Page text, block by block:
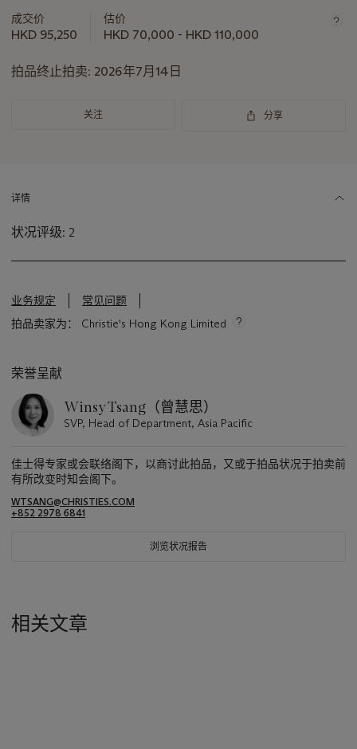
于
此
品
成交价
HKD 95,250
估价
HKD 70,000 - HKD 110,000
拍品终止拍卖: 2026年7月14日
关注 分享
详情
状况评级: 2
业务规定
常见问题
拍品卖家为： Christie's Hong Kong Limited
荣誉呈献
Winsy Tsang（曾慧思）
SVP, Head of Department, Asia Pacific
佳士得专家或会联络阁下，以商讨此拍品，又或于拍品状况于拍卖前
有所改变时知会阁下。
WTSANG@CHRISTIES.COM
+852 2978 6841
浏览状况报告
相关文章